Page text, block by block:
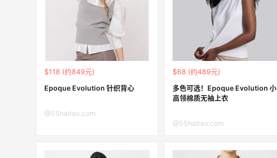
$118 (约849元)
Epoque Evolution 针织背心
@55haitao.com
$68 (约489元)
多色可选！Epoque Evolution 小
高领棉质无袖上衣
@55haitao.com
08月09日
iHerb下单基础营养三件套
08月09日 1